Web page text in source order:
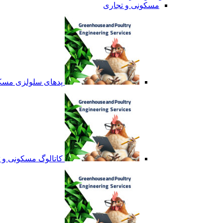
مسکونی و تجاری
پدهای سلولزی
کاتالوگ مسکونی و